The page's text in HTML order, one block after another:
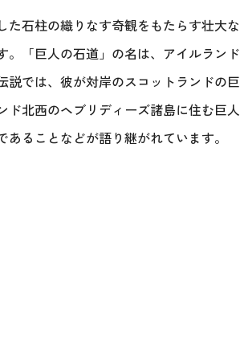
石柱の織りなす奇観をもたらす壮大な
「巨人の石道」の名は、アイルランド
では、彼が対岸のスコットランドの巨
北西のヘブリディーズ諸島に住む巨人
ることなどが語り継がれています。